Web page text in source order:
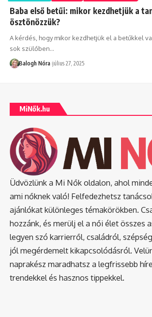
Baba első betűi: mikor kezdhetjük a
ösztönözzük?
A kérdés, hogy mikor kezdhetjük el a betűkkel
sok szülőben…
Balogh Nóra július 27, 2025
MiNők.hu
Üdvözlünk a Mi Nők oldalon, ahol
ami nőknek való! Felfedezhetsz
ajánlókat különleges témakörökben.
hozzánk, és merülj el a női élet összes
legyen szó karrierről, családról,
jól megérdemelt kikapcsolódásról.
naprakész maradhatsz a legfrissebb
trendekkel és hasznos tippekkel.